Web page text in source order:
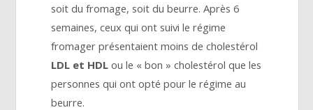
soit du fromage, soit du beurre. Après 6
semaines, ceux qui ont suivi le régime
fromager présentaient moins de cholestérol
LDL et HDL ou le « bon » cholestérol que les
personnes qui ont opté pour le régime au
beurre.